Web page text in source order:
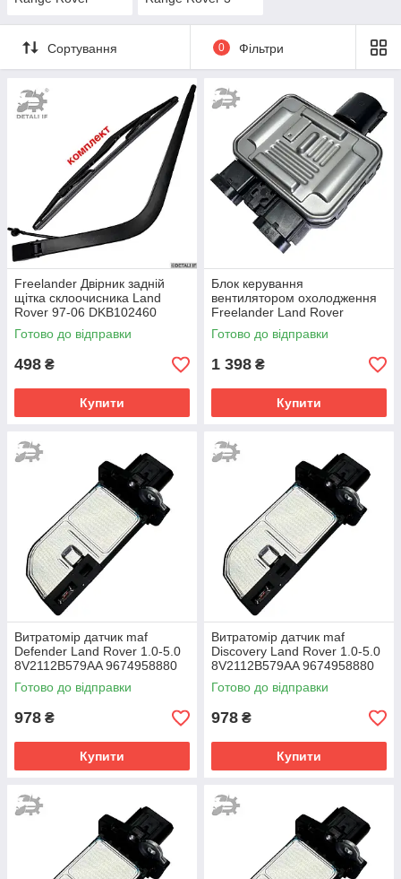
Сортування 0 Фільтри
Freelander Двірник задній
щітка склоочисника Land
Rover 97-06 DKB102460
Готово до відправки
498 ₴
Купити
Блок керування
вентилятором охолодження
Freelander Land Rover
940004107 940004101
940004106
Готово до відправки
1 398 ₴
Купити
Витратомір датчик maf
Defender Land Rover 1.0-5.0
8V2112B579AA 9674958880
1516668
Готово до відправки
978 ₴
Купити
Витратомір датчик maf
Discovery Land Rover 1.0-5.0
8V2112B579AA 9674958880
1516668
Готово до відправки
978 ₴
Купити